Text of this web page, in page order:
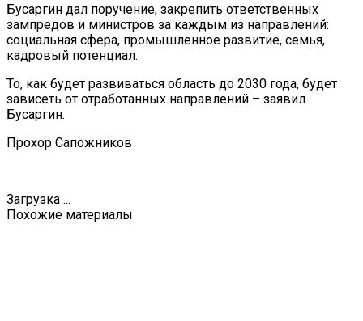
Бусаргин дал поручение, закрепить ответственных
зампредов и министров за каждым из направлений:
социальная сфера, промышленное развитие, семья,
кадровый потенциал.
То, как будет развиваться область до 2030 года, будет
зависеть от отработанных направлений – заявил
Бусаргин.
Прохор Сапожников
Загрузка ...
Похожие материалы